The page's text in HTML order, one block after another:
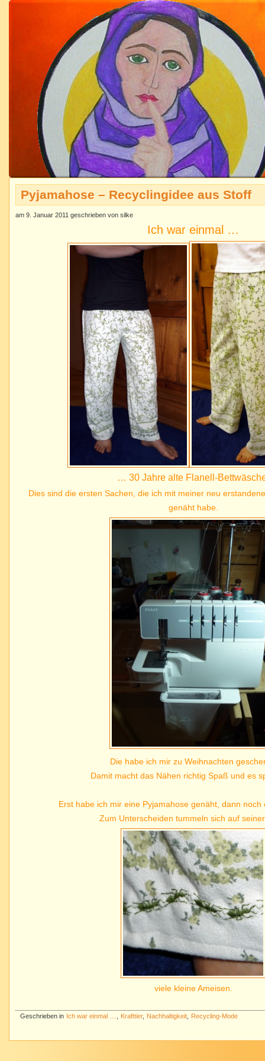
Pyjamahose – Recyclingidee aus Stoff
am 9. Januar 2011 geschrieben von silke
Ich war einmal …
… 30 Jahre alte Flanell-
Dies sind die ersten Sachen, die ich mit meiner neu
genäht habe.
Die habe ich mir zu Weihnachten
Damit macht das Nähen richtig Spaß und es
Erst habe ich mir eine Pyjamahose genäht, dann noch
Zum Unterscheiden tummeln sich auf
viele kleine Ameisen.
Geschrieben in Ich war einmal .... Krafttier, Nachhaltigkeit, Recycling-Mode